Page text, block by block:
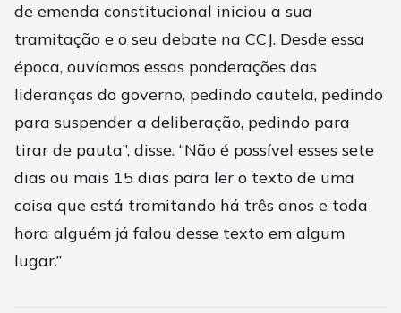
de emenda constitucional iniciou a sua
tramitação e o seu debate na CCJ. Desde essa
época, ouvíamos essas ponderações das
lideranças do governo, pedindo cautela, pedindo
para suspender a deliberação, pedindo para
tirar de pauta”, disse. “Não é possível esses sete
dias ou mais 15 dias para ler o texto de uma
coisa que está tramitando há três anos e toda
hora alguém já falou desse texto em algum
lugar.”